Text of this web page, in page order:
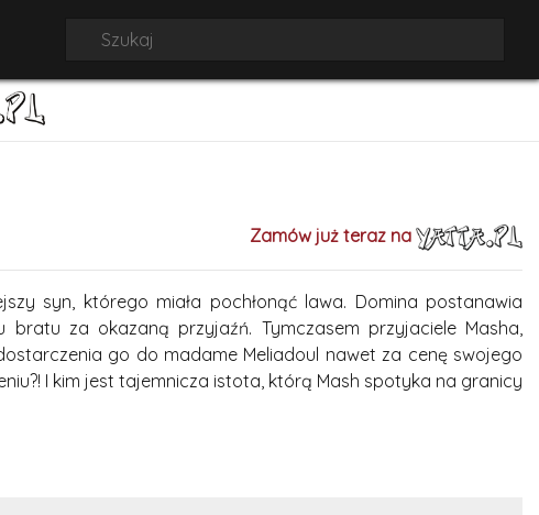
Zamów już teraz na
syn, którego miała pochłonąć lawa. Domina postanawia
bratu za okazaną przyjaźń. Tymczasem przyjaciele Masha,
go do madame Meliadoul nawet za cenę swojego
I kim jest tajemnicza istota, którą Mash spotyka na granicy